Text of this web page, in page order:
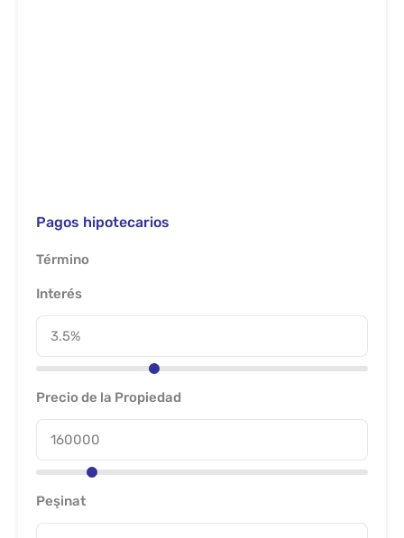
Pagos hipotecarios
Término
Interés
Precio de la Propiedad
Peşinat